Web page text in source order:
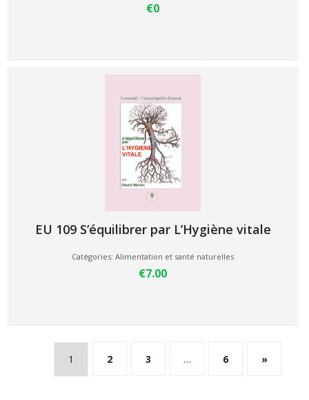
€0
EU 109 S’équilibrer par L’Hygiène vitale
Catégories: Alimentation et santé naturelles
€7.00
1 2 3 … 6 »